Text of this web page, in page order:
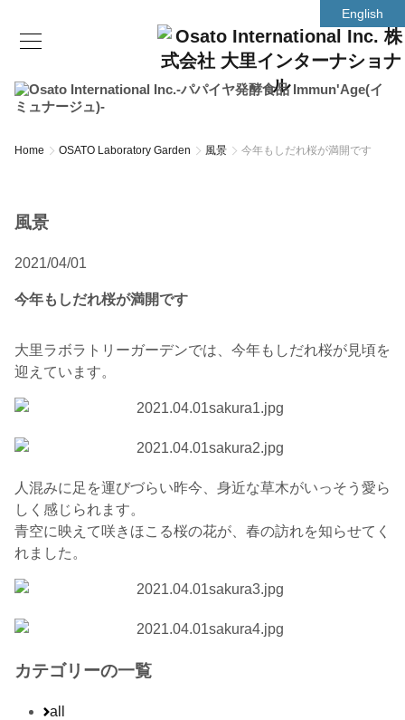
English
Home OSATO Laboratory Garden 風景 今年もしだれ桜が満開です
風景
2021/04/01
今年もしだれ桜が満開です
大里ラボラトリーガーデンでは、今年もしだれ桜が見頃を
迎えています。
人混みに足を運びづらい昨今、身近な草木がいっそう愛ら
しく感じられます。
青空に映えて咲きほこる桜の花が、春の訪れを知らせてく
れました。
カテゴリーの一覧
all